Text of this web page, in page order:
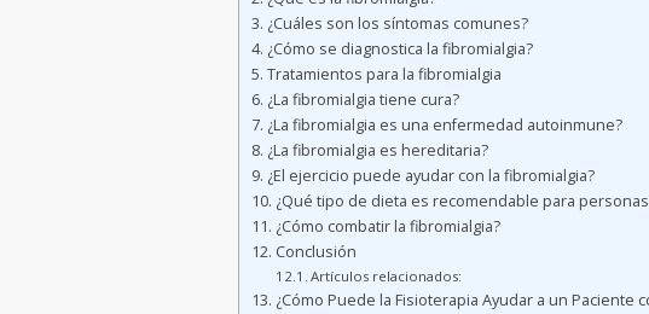
¿Cuáles son los síntomas comunes?
¿Cómo se diagnostica la fibromialgia?
Tratamientos para la fibromialgia
¿La fibromialgia tiene cura?
¿La fibromialgia es una enfermedad autoinmune?
¿La fibromialgia es hereditaria?
¿El ejercicio puede ayudar con la fibromialgia?
¿Qué tipo de dieta es recomendable para
¿Cómo combatir la fibromialgia?
Conclusión
Artículos relacionados:
¿Cómo Puede la Fisioterapia Ayudar a un Paciente